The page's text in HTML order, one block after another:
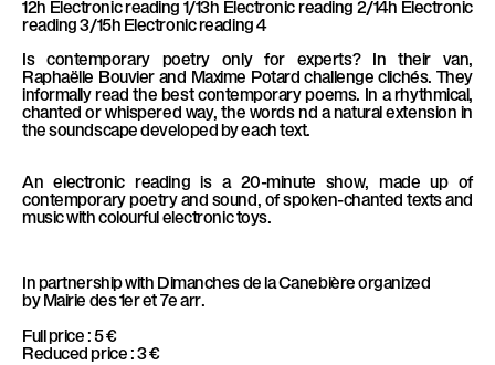
12h Electronic reading 1/13h Electronic reading 2/14h Electronic
reading3/15h Electronic reading4
Is contemporary poetry only for experts? In their van,
Raphaëlle Bouvier and Maxime Potard challenge clichés. They
informally read the best contemporary poems. In a rhythmical,
chanted or whispered way, the words nd a natural extension in
the soundscape developed by each text.
An electronic reading is a 20-minute show, made up of
contemporary poetry and sound, of spoken-chanted texts and
music with colourful electronic toys.
In partnership with Dimanches de la Canebière organized
by Mairie des 1er et 7e arr.
Full price : 5 €
Reduced price : 3 €